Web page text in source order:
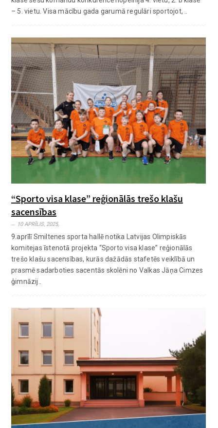
– 5. vietu. Visa mācību gada garumā regulāri sportojot, ..
“Sporto visa klase” reģionālās trešo klašu
sacensības
10 APRĪLIS, 2025,
9.aprīlī Smiltenes sporta hallē notika Latvijas Olimpiskās
komitejas īstenotā projekta “Sporto visa klase” reģionālās
trešo klašu sacensības, kurās dažādās stafetēs veiklībā un
prasmē sadarboties sacentās skolēni no Valkas Jāņa Cimzes
ģimnāzij..